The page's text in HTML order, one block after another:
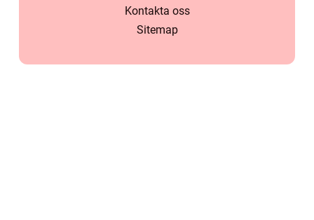
Kontakta oss
Sitemap